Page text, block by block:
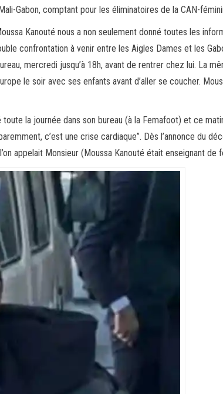
Gabon, comptant pour les éliminatoires de la CAN-
Kanouté nous a non seulement donné toutes les
confrontation à venir entre les Aigles Dames et les
mercredi jusqu’à 18h, avant de rentrer chez lui. La
le soir avec ses enfants avant d’aller se coucher.
la journée dans son bureau (à la Femafoot) et ce
c’est une crise cardiaque”. Dès l’annonce du
appelait Monsieur (Moussa Kanouté était enseignant de